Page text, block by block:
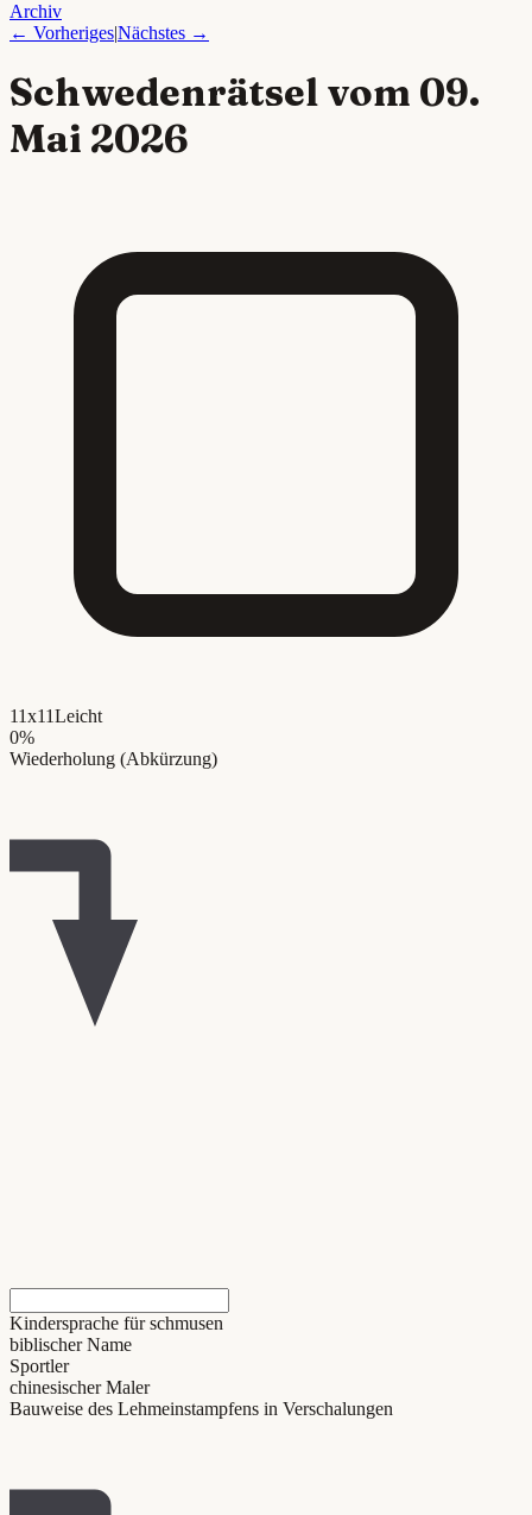
Archiv
← Vorheriges|Nächstes →
Schwedenrätsel vom 09.
Mai 2026
11x11Leicht
0%
Wiederholung (Abkürzung)
Kindersprache für schmusen
biblischer Name
Sportler
chinesischer Maler
Bauweise des Lehmeinstampfens in Verschalungen